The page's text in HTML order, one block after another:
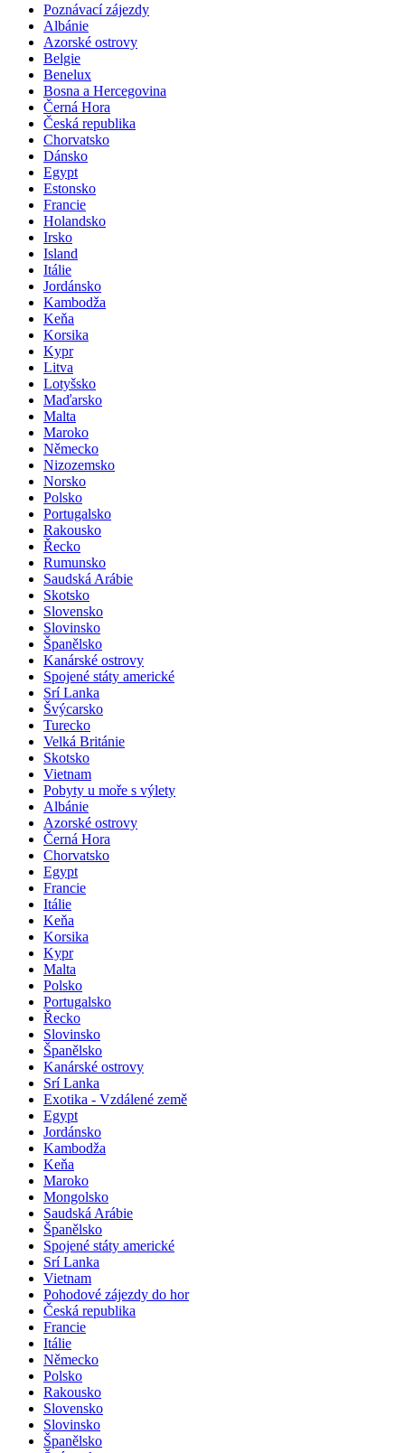
Poznávací zájezdy
Albánie
Azorské ostrovy
Belgie
Benelux
Bosna a Hercegovina
Černá Hora
Česká republika
Chorvatsko
Dánsko
Egypt
Estonsko
Francie
Holandsko
Irsko
Island
Itálie
Jordánsko
Kambodža
Keňa
Korsika
Kypr
Litva
Lotyšsko
Maďarsko
Malta
Maroko
Německo
Nizozemsko
Norsko
Polsko
Portugalsko
Rakousko
Řecko
Rumunsko
Saudská Arábie
Skotsko
Slovensko
Slovinsko
Španělsko
Kanárské ostrovy
Spojené státy americké
Srí Lanka
Švýcarsko
Turecko
Velká Británie
Skotsko
Vietnam
Pobyty u moře s výlety
Albánie
Azorské ostrovy
Černá Hora
Chorvatsko
Egypt
Francie
Itálie
Keňa
Korsika
Kypr
Malta
Polsko
Portugalsko
Řecko
Slovinsko
Španělsko
Kanárské ostrovy
Srí Lanka
Exotika - Vzdálené země
Egypt
Jordánsko
Kambodža
Keňa
Maroko
Mongolsko
Saudská Arábie
Španělsko
Spojené státy americké
Srí Lanka
Vietnam
Pohodové zájezdy do hor
Česká republika
Francie
Itálie
Německo
Polsko
Rakousko
Slovensko
Slovinsko
Španělsko